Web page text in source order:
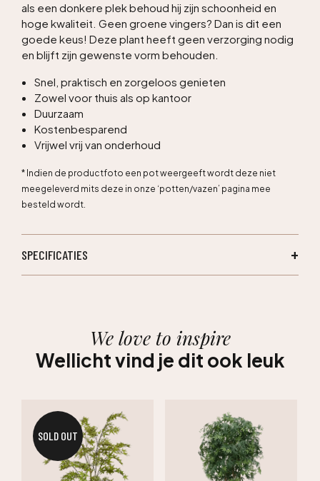
als een donkere plek behoud hij zijn schoonheid en
hoge kwaliteit. Geen groene vingers? Dan is dit een
goede keus! Deze plant heeft geen verzorging nodig
en blijft zijn gewenste vorm behouden.
Snel, praktisch en zorgeloos genieten
Zowel voor thuis als op kantoor
Duurzaam
Kostenbesparend
Vrijwel vrij van onderhoud
* Indien de productfoto een pot weergeeft wordt deze niet
meegeleverd mits deze in onze ‘potten/vazen’ pagina mee
besteld wordt.
SPECIFICATIES
We love to inspire
Wellicht vind je dit ook leuk
SOLD OUT